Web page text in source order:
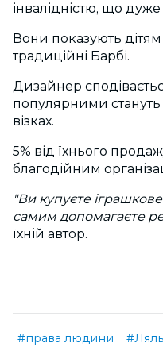
інвалідністю, що
Вони показують дітям
традиційні Барбі.
Дизайнер
популярними стануть
візках.
5% від їхнього
благодійним
"Ви купуєте іграшкове
самим допомагаєте
їхній автор.
#права людини